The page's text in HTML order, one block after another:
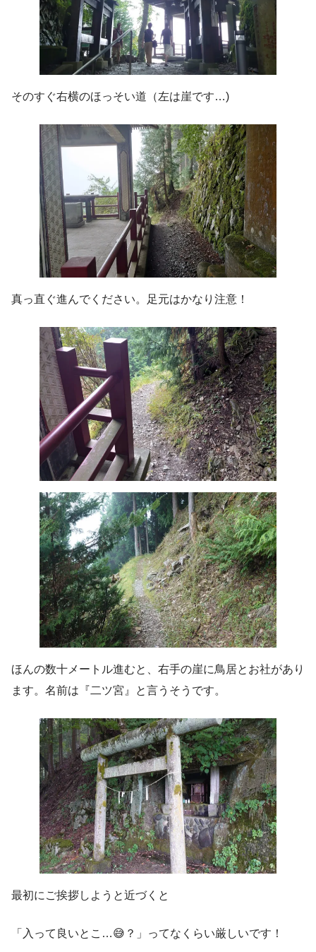
そのすぐ右横のほっそい道（左は崖です…)
真っ直ぐ進んでください。足元はかなり注意！
ほんの数十メートル進むと、右手の崖に鳥居とお社があり
ます。名前は『二ツ宮』と言うそうです。
最初にご挨拶しようと近づくと
「入って良いとこ…😅？」ってなくらい厳しいです！